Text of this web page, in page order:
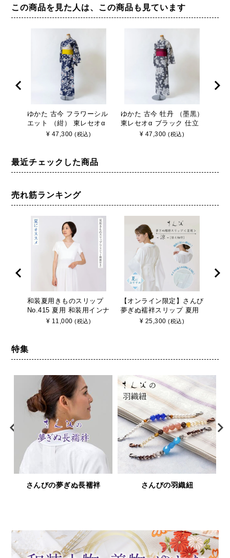
この商品を見た人は、この商品も見ています
ゆかた 古今 フラワーシル
エット （紺） 東レセオα
乱絽 ネイビー 仕立て上が
¥ 47,300 (税込)
ゆかた 古今 牡丹 （墨黒）
東レセオα ブラック 仕立
て上がり 日本製
¥ 47,300 (税込)
最近チェックした商品
売れ筋ランキング
和装夏用きものスリップ
No.415 夏用 和装用インナ
ー さんび 日本製
¥ 11,000 (税込)
【オンライン限定】さんび
夢ぎぬ襦袢スリップ 夏用
≪涼≫ 東レセオα シルジ
¥ 25,300 (税込)
特集
鹿革と漆の財布＆小物「印傳
浅草文庫